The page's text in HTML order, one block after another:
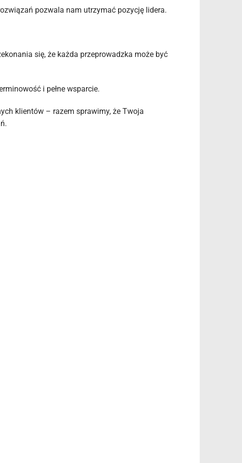
pozwala nam utrzymać pozycję lidera.
się, że każda przeprowadzka może być
i pełne wsparcie.
klientów – razem sprawimy, że Twoja